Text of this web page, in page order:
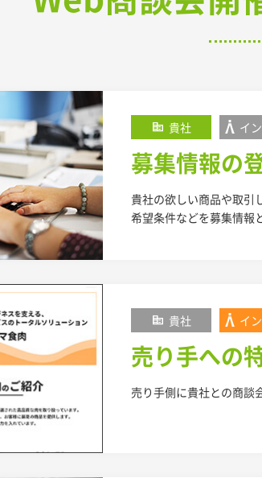
corporate_fare 貴社 イ
募集情報の
貴社の欲しい商品や取引
希望条件などを募集情報
corporate_fare 貴社 イ
売り手への
売り手側に貴社との商談